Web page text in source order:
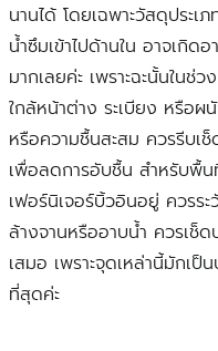
นานได้ โดยเฉพาะวัสดุประเภ
น้ำซึมเข้าไปด้านใน อาจเกิ
มากเลยค่ะ เพราะฉะนั้นใน
ใกล้หน้าต่าง ระเบียง หรือ
หรือความชื้นสะสม ควรรีบเ
เพื่อลดการอับชื้น สำหรับพื้
เฟอร์นิเจอร์บิ้วอินอยู่ ควรร
ล้างจานหรืออาบน้ำ ควรเช็
เสมอ เพราะจุดเหล่านี้มักเป็
ที่สุดค่ะ